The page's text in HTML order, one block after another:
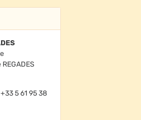
5 61 95 38